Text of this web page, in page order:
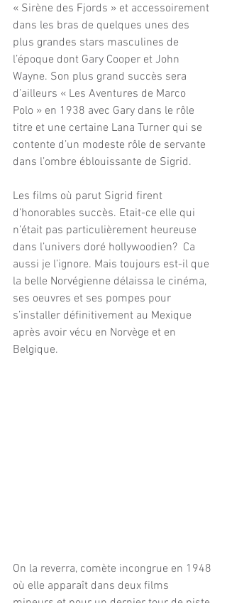
« Sirène des Fjords » et accessoirement
dans les bras de quelques unes des
plus grandes stars masculines de
l’époque dont Gary Cooper et John
Wayne. Son plus grand succès sera
d’ailleurs « Les Aventures de Marco
Polo » en 1938 avec Gary dans le rôle
titre et une certaine Lana Turner qui se
contente d’un modeste rôle de servante
dans l’ombre éblouissante de Sigrid.
Les films où parut Sigrid firent
d’honorables succès. Etait-ce elle qui
n’était pas particulièrement heureuse
dans l’univers doré hollywoodien?  Ca
aussi je l’ignore. Mais toujours est-il que
la belle Norvégienne délaissa le cinéma,
ses oeuvres et ses pompes pour
s’installer définitivement au Mexique
après avoir vécu en Norvège et en
Belgique.
On la reverra, comète incongrue en 1948
où elle apparaît dans deux films